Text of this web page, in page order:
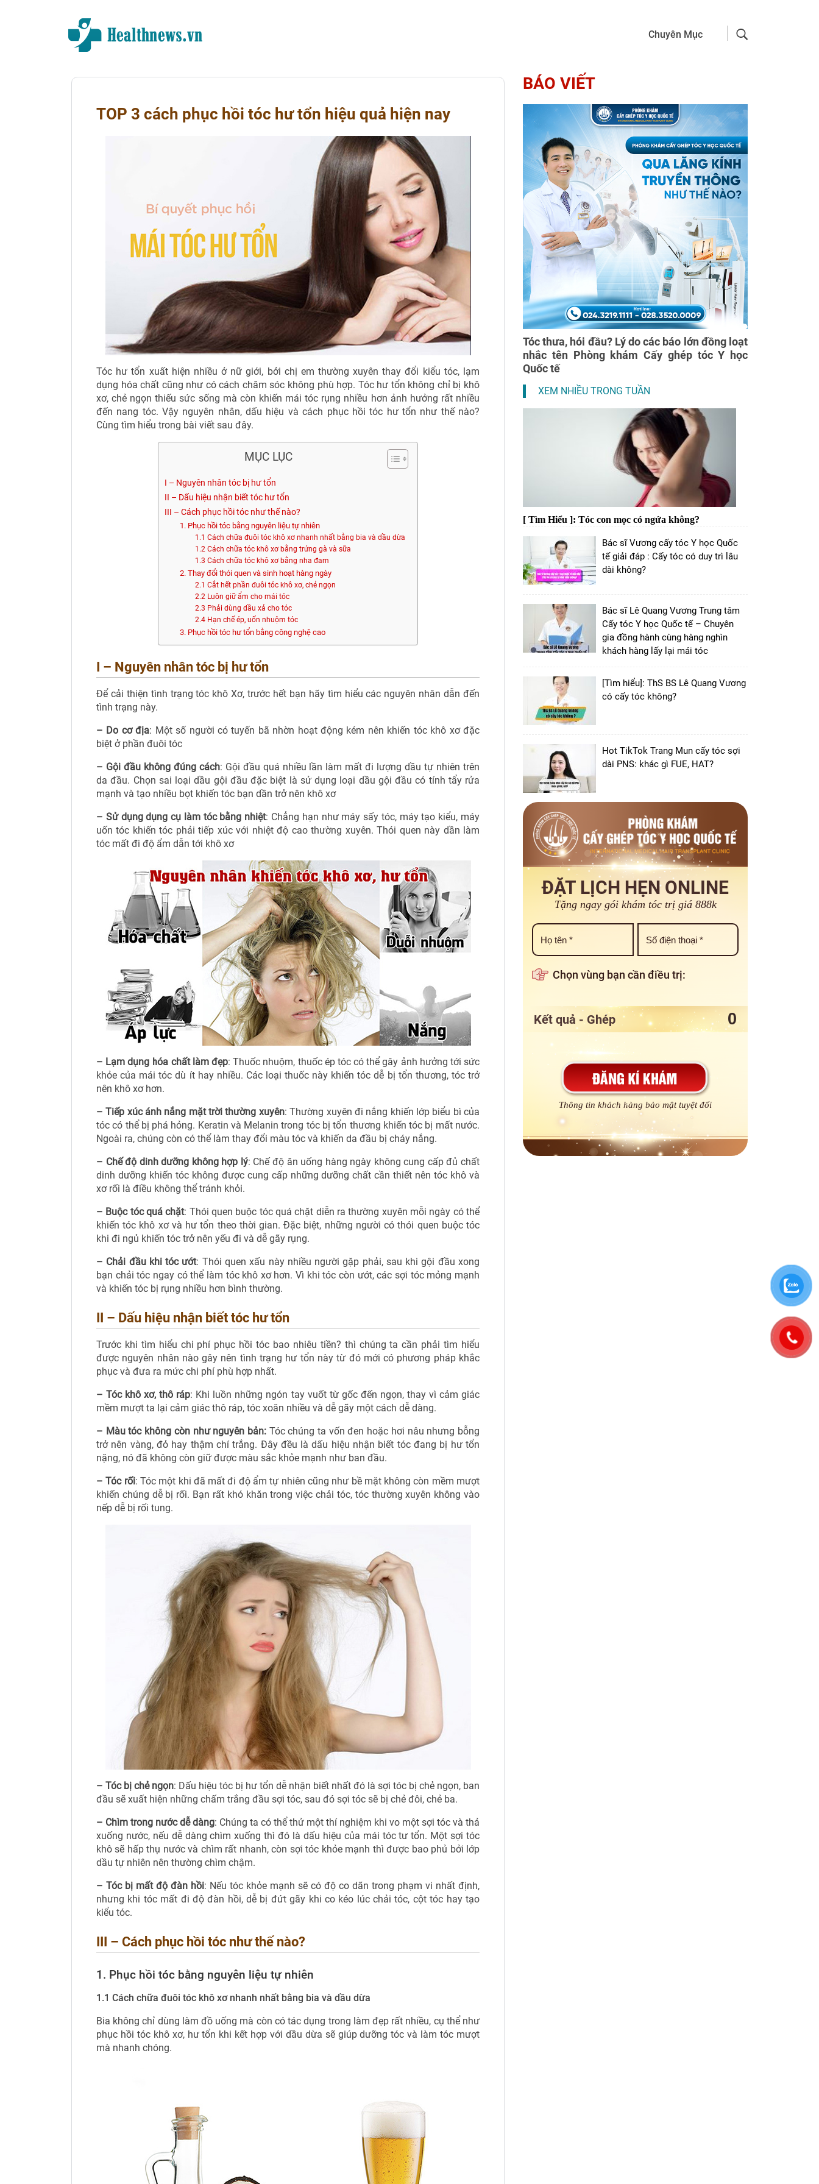
Chuyên Mục
TOP 3 cách phục hồi tóc hư tổn hiệu quả hiện nay
Tóc hư tổn xuất hiện nhiều ở nữ giới, bởi chị em thường xuyên thay đổi kiểu tóc, lạm
dụng hóa chất cũng như có cách chăm sóc không phù hợp. Tóc hư tổn không chỉ bị khô
xơ, chẻ ngọn thiếu sức sống mà còn khiến mái tóc rụng nhiều hơn ảnh hưởng rất nhiều
đến nang tóc. Vậy nguyên nhân, dấu hiệu và cách phục hồi tóc hư tổn như thế nào?
Cùng tìm hiểu trong bài viết sau đây.
MỤC LỤC
I – Nguyên nhân tóc bị hư tổn
II – Dấu hiệu nhận biết tóc hư tổn
III – Cách phục hồi tóc như thế nào?
1. Phục hồi tóc bằng nguyên liệu tự nhiên
1.1 Cách chữa đuôi tóc khô xơ nhanh nhất bằng bia và dầu dừa
1.2 Cách chữa tóc khô xơ bằng trứng gà và sữa
1.3 Cách chữa tóc khô xơ bằng nha đam
2. Thay đổi thói quen và sinh hoạt hàng ngày
2.1 Cắt hết phần đuôi tóc khô xơ, chẻ ngọn
2.2 Luôn giữ ẩm cho mái tóc
2.3 Phải dùng dầu xả cho tóc
2.4 Hạn chế ép, uốn nhuộm tóc
3. Phục hồi tóc hư tổn bằng công nghệ cao
I – Nguyên nhân tóc bị hư tổn
Để cải thiện tình trạng tóc khô Xơ, trước hết bạn hãy tìm hiểu các nguyên nhân dẫn đến
tình trạng này.
– Do cơ địa: Một số người có tuyến bã nhờn hoạt động kém nên khiến tóc khô xơ đặc
biệt ở phần đuôi tóc
– Gội đầu không đúng cách: Gội đầu quá nhiều lần làm mất đi lượng dầu tự nhiên trên
da đầu. Chọn sai loại dầu gội đầu đặc biệt là sử dụng loại dầu gội đầu có tính tẩy rửa
mạnh và tạo nhiều bọt khiến tóc bạn dần trở nên khô xơ
– Sử dụng dụng cụ làm tóc bằng nhiệt: Chẳng hạn như máy sấy tóc, máy tạo kiểu, máy
uốn tóc khiến tóc phải tiếp xúc với nhiệt độ cao thường xuyên. Thói quen này dần làm
tóc mất đi độ ẩm dẫn tới khô xơ
– Lạm dụng hóa chất làm đẹp: Thuốc nhuộm, thuốc ép tóc có thể gây ảnh hưởng tới sức
khỏe của mái tóc dù ít hay nhiều. Các loại thuốc này khiến tóc dễ bị tổn thương, tóc trở
nên khô xơ hơn.
– Tiếp xúc ánh nắng mặt trời thường xuyên: Thường xuyên đi nắng khiến lớp biểu bì của
tóc có thể bị phá hỏng. Keratin và Melanin trong tóc bị tổn thương khiến tóc bị mất nước.
Ngoài ra, chúng còn có thể làm thay đổi màu tóc và khiến da đầu bị cháy nắng.
– Chế độ dinh dưỡng không hợp lý: Chế độ ăn uống hàng ngày không cung cấp đủ chất
dinh dưỡng khiến tóc không được cung cấp những dưỡng chất cần thiết nên tóc khô và
xơ rối là điều không thể tránh khỏi.
– Buộc tóc quá chặt: Thói quen buộc tóc quá chặt diễn ra thường xuyên mỗi ngày có thể
khiến tóc khô xơ và hư tổn theo thời gian. Đặc biệt, những người có thói quen buộc tóc
khi đi ngủ khiến tóc trở nên yếu đi và dễ gãy rụng.
– Chải đầu khi tóc ướt: Thói quen xấu này nhiều người gặp phải, sau khi gội đầu xong
bạn chải tóc ngay có thể làm tóc khô xơ hơn. Vì khi tóc còn ướt, các sợi tóc mỏng mạnh
và khiến tóc bị rụng nhiều hơn bình thường.
II – Dấu hiệu nhận biết tóc hư tổn
Trước khi tìm hiểu chi phí phục hồi tóc bao nhiêu tiền? thì chúng ta cần phải tìm hiểu
được nguyên nhân nào gây nên tình trạng hư tổn này từ đó mới có phương pháp khắc
phục và đưa ra mức chi phí phù hợp nhất.
– Tóc khô xơ, thô ráp: Khi luồn những ngón tay vuốt từ gốc đến ngọn, thay vì cảm giác
mềm mượt ta lại cảm giác thô ráp, tóc xoăn nhiều và dễ gãy một cách dễ dàng.
– Màu tóc không còn như nguyên bản:Tóc chúng ta vốn đen hoặc hơi nâu nhưng bỗng
trở nên vàng, đỏ hay thậm chí trắng. Đây đều là dấu hiệu nhận biết tóc đang bị hư tổn
nặng, nó đã không còn giữ được màu sắc khỏe mạnh như ban đầu.
– Tóc rối: Tóc một khi đã mất đi độ ẩm tự nhiên cũng như bề mặt không còn mềm mượt
khiến chúng dễ bị rối. Bạn rất khó khăn trong việc chải tóc, tóc thường xuyên không vào
nếp dễ bị rối tung.
– Tóc bị chẻ ngọn: Dấu hiệu tóc bị hư tổn dễ nhận biết nhất đó là sợi tóc bị chẻ ngọn, ban
đầu sẽ xuất hiện những chấm trắng đầu sợi tóc, sau đó sợi tóc sẽ bị chẻ đôi, chẻ ba.
– Chìm trong nước dễ dàng: Chúng ta có thể thử một thí nghiệm khi vo một sợi tóc và thả
xuống nước, nếu dễ dàng chìm xuống thì đó là dấu hiệu của mái tóc tư tổn. Một sợi tóc
khô sẽ hấp thụ nước và chìm rất nhanh, còn sợi tóc khỏe mạnh thì được bao phủ bởi lớp
dầu tự nhiên nên thường chìm chậm.
– Tóc bị mất độ đàn hồi: Nếu tóc khỏe mạnh sẽ có độ co dãn trong phạm vi nhất định,
nhưng khi tóc mất đi độ đàn hồi, dễ bị đứt gãy khi co kéo lúc chải tóc, cột tóc hay tạo
kiểu tóc.
III – Cách phục hồi tóc như thế nào?
1. Phục hồi tóc bằng nguyên liệu tự nhiên
1.1 Cách chữa đuôi tóc khô xơ nhanh nhất bằng bia và dầu dừa
Bia không chỉ dùng làm đồ uống mà còn có tác dụng trong làm đẹp rất nhiều, cụ thể như
phục hồi tóc khô xơ, hư tổn khi kết hợp với dầu dừa sẽ giúp dưỡng tóc và làm tóc mượt
mà nhanh chóng.
BÁO VIẾT
Tóc thưa, hói đầu? Lý do các báo lớn đồng loạt
nhắc tên Phòng khám Cấy ghép tóc Y học
Quốc tế
XEM NHIỀU TRONG TUẦN
[ Tìm Hiểu ]: Tóc con mọc có ngứa không?
Bác sĩ Vương cấy tóc Y học Quốc
tế giải đáp : Cấy tóc có duy trì lâu
dài không?
Bác sĩ Lê Quang Vương Trung tâm
Cấy tóc Y học Quốc tế – Chuyên
gia đồng hành cùng hàng nghìn
khách hàng lấy lại mái tóc
[Tìm hiểu]: ThS BS Lê Quang Vương
có cấy tóc không?
Hot TikTok Trang Mun cấy tóc sợi
dài PNS: khác gì FUE, HAT?
ĐẶT LỊCH HẸN ONLINE
Tặng ngay gói khám tóc trị giá 888k
Chọn vùng bạn cần điều trị:
Kết quả - Ghép
Thông tin khách hàng bảo mật tuyệt đối